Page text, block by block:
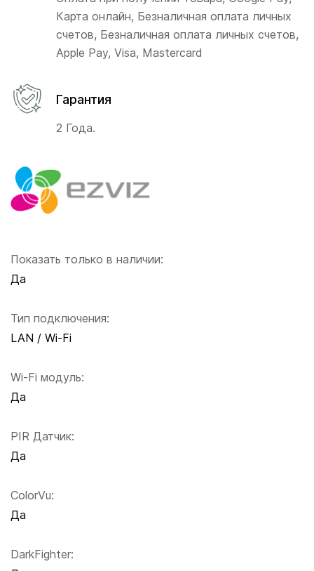
Показать только в наличии:
Да
Тип подключения:
LAN / Wi-Fi
Wi-Fi модуль:
Да
PIR Датчик:
Да
ColorVu:
Да
DarkFighter:
Карта онлайн, Безналичная оплата личных
счетов, Безналичная оплата личных счетов,
Apple Pay, Visa, Mastercard
Гарантия
2 Года.